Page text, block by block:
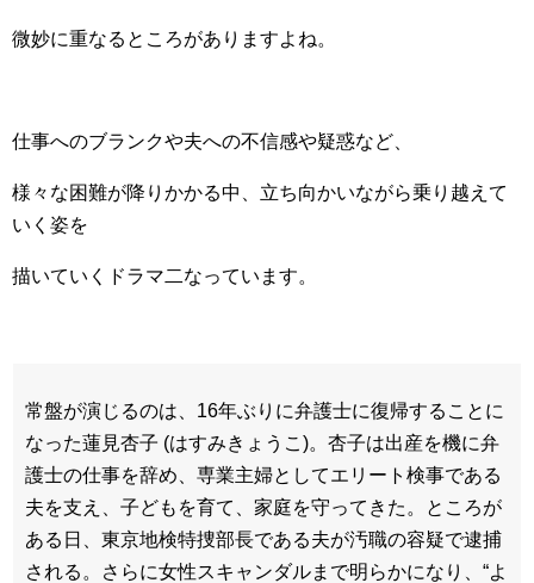
微妙に重なるところがありますよね。
仕事へのブランクや夫への不信感や疑惑など、
様々な困難が降りかかる中、立ち向かいながら乗り越えて
いく姿を
描いていくドラマ二なっています。
常盤が演じるのは、16年ぶりに弁護士に復帰することに
なった蓮見杏子 (はすみきょうこ)。杏子は出産を機に弁
護士の仕事を辞め、専業主婦としてエリート検事である
夫を支え、子どもを育て、家庭を守ってきた。ところが
ある日、東京地検特捜部長である夫が汚職の容疑で逮捕
される。さらに女性スキャンダルまで明らかになり、“よ